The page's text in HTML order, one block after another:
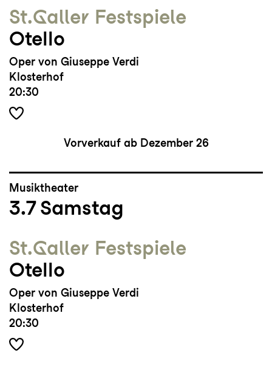
St.Galler Festspiele
Otello
Oper von Giuseppe Verdi
Klosterhof
20:30
Vorverkauf ab Dezember 26
Musiktheater
3.7Samstag
St.Galler Festspiele
Otello
Oper von Giuseppe Verdi
Klosterhof
20:30